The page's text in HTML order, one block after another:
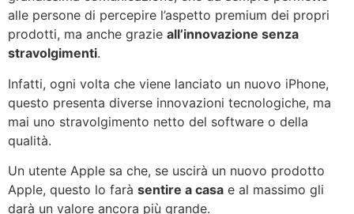
alle persone di percepire l’aspetto premium dei propri
prodotti, ma anche grazie all’innovazione senza
stravolgimenti.
Infatti, ogni volta che viene lanciato un nuovo iPhone,
questo presenta diverse innovazioni tecnologiche, ma
mai uno stravolgimento netto del software o della
qualità.
Un utente Apple sa che, se uscirà un nuovo prodotto
Apple, questo lo farà sentire a casa e al massimo gli
darà un valore ancora più grande.